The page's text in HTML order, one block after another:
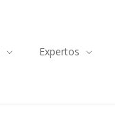
Expertos